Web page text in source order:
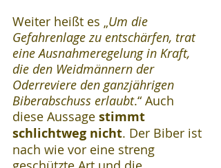
Weiter heißt es „Um die
Gefahrenlage zu entschärfen, trat
eine Ausnahmeregelung in Kraft,
die den Weidmännern der
Oderreviere den ganzjährigen
Biberabschuss erlaubt.“ Auch
diese Aussage stimmt
schlichtweg nicht. Der Biber ist
nach wie vor eine streng